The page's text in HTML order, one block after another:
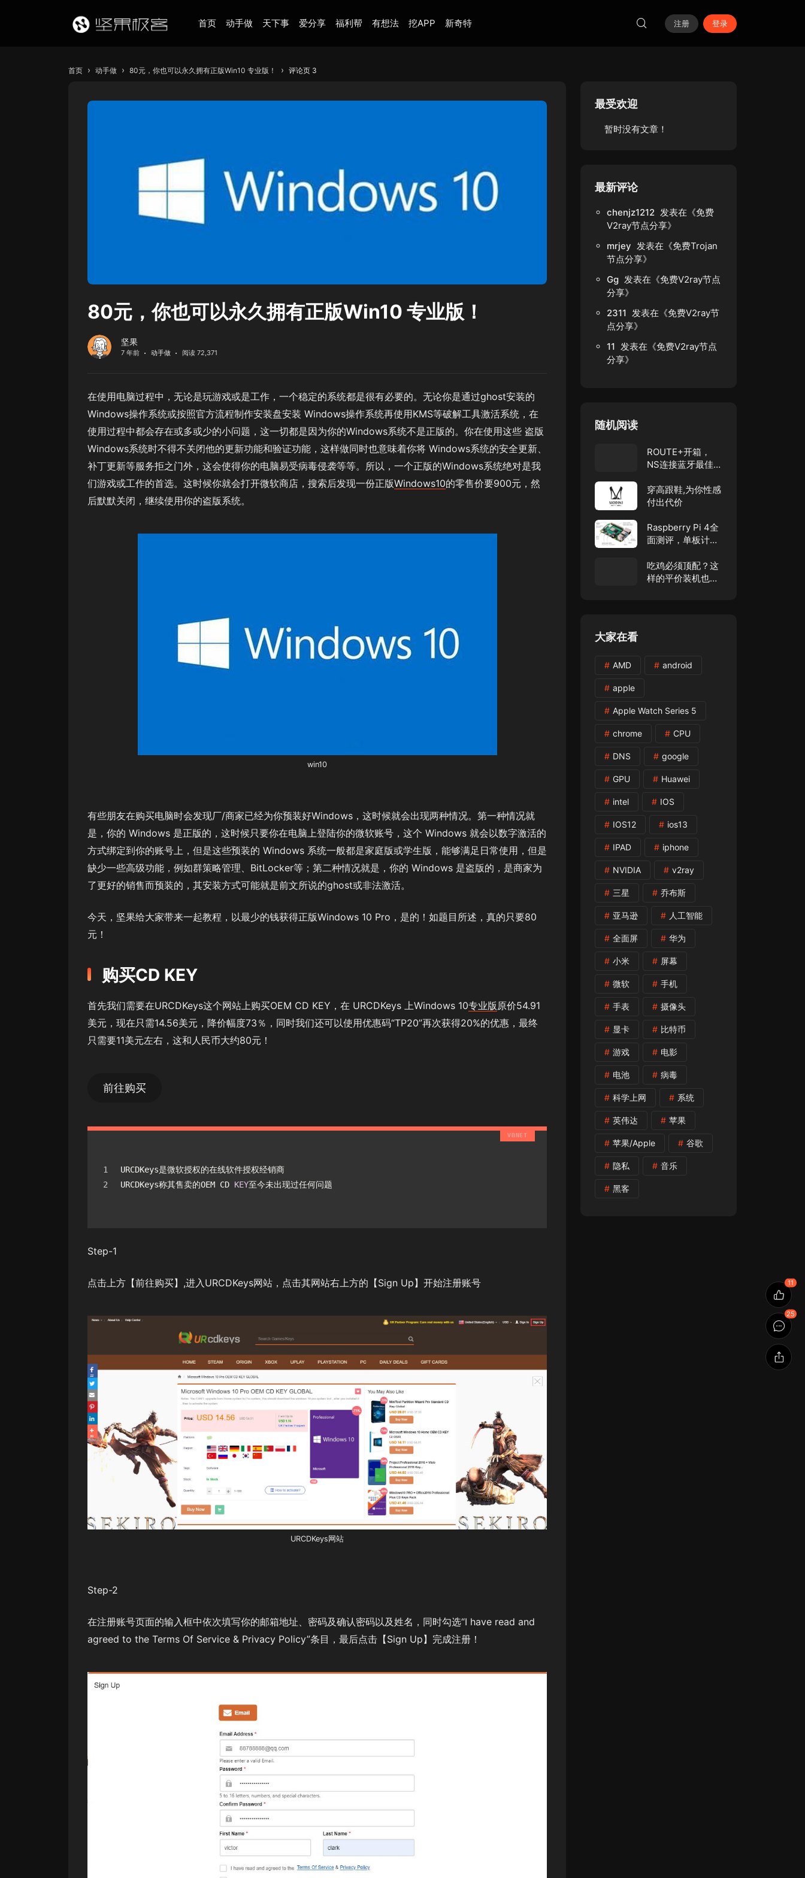
首页 动手做 天下事 爱分享 福利帮 有想法 挖APP 新奇特 注册 登录
首页 › 动手做 › 80元，你也可以永久拥有正版Win10 专业版！ › 评论页 3
80元，你也可以永久拥有正版Win10 专业版！
坚果
7 年前 动手做 阅读 72,371
在使用电脑过程中，无论是玩游戏或是工作，一个稳定的系统都是很有必要的。无论你是通过ghost安装的
Windows操作系统或按照官方流程制作安装盘安装 Windows操作系统再使用KMS等破解工具激活系统，在
使用过程中都会存在或多或少的小问题，这一切都是因为你的Windows系统不是正版的。你在使用这些 盗版
Windows系统时不得不关闭他的更新功能和验证功能，这样做同时也意味着你将 Windows系统的安全更新、
补丁更新等服务拒之门外，这会使得你的电脑易受病毒侵袭等等。所以，一个正版的Windows系统绝对是我
们游戏或工作的首选。这时候你就会打开微软商店，搜索后发现一份正版Windows10的零售价要900元，然
后默默关闭，继续使用你的盗版系统。
win10
有些朋友在购买电脑时会发现厂/商家已经为你预装好Windows，这时候就会出现两种情况。第一种情况就
是，你的 Windows 是正版的，这时候只要你在电脑上登陆你的微软账号，这个 Windows 就会以数字激活的
方式绑定到你的账号上，但是这些预装的 Windows 系统一般都是家庭版或学生版，能够满足日常使用，但是
缺少一些高级功能，例如群策略管理、BitLocker等；第二种情况就是，你的 Windows 是盗版的，是商家为
了更好的销售而预装的，其安装方式可能就是前文所说的ghost或非法激活。
今天，坚果给大家带来一起教程，以最少的钱获得正版Windows 10 Pro，是的！如题目所述，真的只要80
元！
购买CD KEY
首先我们需要在URCDKeys这个网站上购买OEM CD KEY，在 URCDKeys 上Windows 10专业版 原价54.91
美元，现在只需14.56美元，降价幅度73％，同时我们还可以使用优惠码“TP20”再次获得20%的优惠，最终
只需要11美元左右，这和人民币大约80元！
前往购买
URCDKeys是微软授权的在线软件授权经销商
URCDKeys称其售卖的OEM CD KEY至今未出现过任何问题
Step-1
点击上方【前往购买】,进入URCDKeys网站，点击其网站右上方的【Sign Up】开始注册账号
URCDKeys网站
Step-2
在注册账号页面的输入框中依次填写你的邮箱地址、密码及确认密码以及姓名，同时勾选“I have read and
agreed to the Terms Of Service & Privacy Policy”条目，最后点击【Sign Up】完成注册！
最受欢迎
暂时没有文章！
最新评论
chenjz1212 发表在《免费
V2ray节点分享》
mrjey 发表在《免费Trojan
节点分享》
Gg 发表在《免费V2ray节点
分享》
2311 发表在《免费V2ray节
点分享》
11 发表在《免费V2ray节点
分享》
随机阅读
ROUTE+开箱，
NS连接蓝牙最佳方
穿高跟鞋,为你性感
付出代价
Raspberry Pi 4全
面测评，单板计算
吃鸡必须顶配？这
样的平价装机也能
大家在看
AMD android
apple
Apple Watch Series 5
chrome CPU
DNS google
GPU Huawei
intel IOS
IOS12 ios13
IPAD iphone
NVIDIA v2ray
三星 乔布斯
亚马逊 人工智能
全面屏 华为
小米 屏幕
微软 手机
手表 摄像头
显卡 比特币
游戏 电影
电池 病毒
科学上网 系统
英伟达 苹果
苹果/Apple 谷歌
隐私 音乐
黑客
11
25